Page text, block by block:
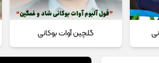
گلچین آوات بوکانی